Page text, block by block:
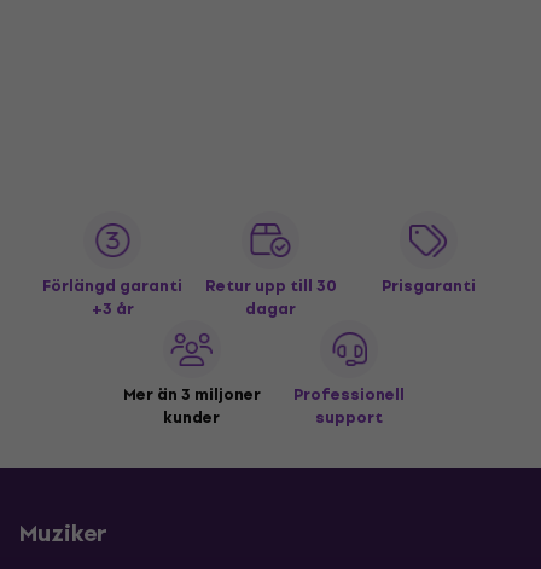
Förlängd garanti
+3 år
Retur upp till 30
dagar
Prisgaranti
Mer än 3 miljoner
kunder
Professionell
support
Muziker